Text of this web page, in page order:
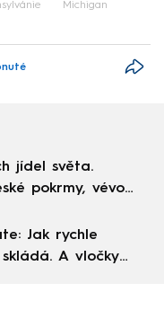
Michigan
jídel světa.
pokrmy, vévodí
Jak rychle
A vločky